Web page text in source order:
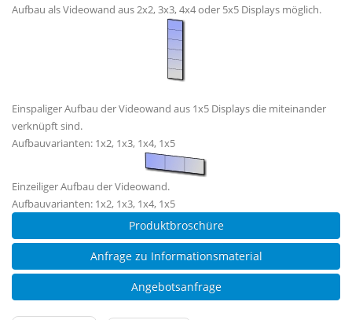
Aufbau als Videowand aus 2x2, 3x3, 4x4 oder 5x5 Displays möglich.
Einspaliger Aufbau der Videowand aus 1x5 Displays die miteinander
verknüpft sind.
Aufbauvarianten: 1x2, 1x3, 1x4, 1x5
Einzeiliger Aufbau der Videowand.
Aufbauvarianten: 1x2, 1x3, 1x4, 1x5
Produktbroschüre
Anfrage zu Informationsmaterial
Angebotsanfrage